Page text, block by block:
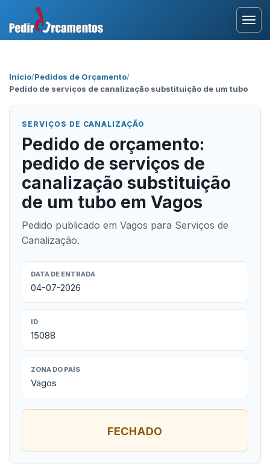
Início/Pedidos de Orçamento/
Pedido de serviços de canalização substituição de um tubo
SERVIÇOS DE CANALIZAÇÃO
Pedido de orçamento:
pedido de serviços de
canalização substituição
de um tubo em Vagos
Pedido publicado em Vagos para Serviços de
Canalização.
DATA DE ENTRADA
04-07-2026
ID
15088
ZONA DO PAÍS
Vagos
FECHADO
Área Profissional
Como Funciona?
Testemunhos